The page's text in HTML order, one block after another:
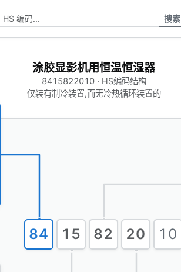
搜索
涂胶显影机用恒温恒湿器
8415822010 · HS编码结构
仅装有制冷装置,而无冷热循环装置的
84 15 82 20 10